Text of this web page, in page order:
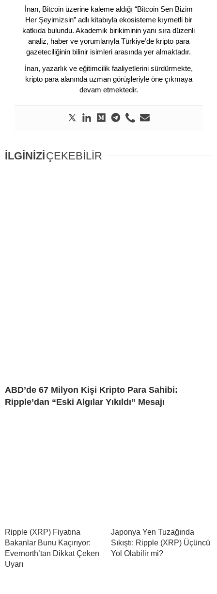
İnan, Bitcoin üzerine kaleme aldığı “Bitcoin Sen Bizim
Her Şeyimizsin” adlı kitabıyla ekosisteme kıymetli bir
katkıda bulundu. Akademik birikiminin yanı sıra düzenli
analiz, haber ve yorumlarıyla Türkiye’de kripto para
gazeteciliğinin bilinir isimleri arasında yer almaktadır.
İnan, yazarlık ve eğitimcilik faaliyetlerini sürdürmekte,
kripto para alanında uzman görüşleriyle öne çıkmaya
devam etmektedir.
İLGİNİZİÇEKEBİLİR
ABD’de 67 Milyon Kişi Kripto Para Sahibi:
Ripple’dan “Eski Algılar Yıkıldı” Mesajı
Ripple (XRP) Fiyatına
Bakanlar Bunu Kaçırıyor:
Evernorth’tan Dikkat Çeken
Uyarı
Japonya Yen Tuzağında
Sıkıştı: Ripple (XRP) Üçüncü
Yol Olabilir mi?